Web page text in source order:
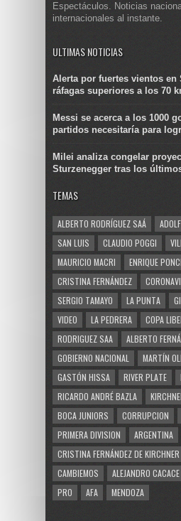
Espectáculos. Noticias
internacionales al instante.
ULTIMAS NOTICIAS
Alerta por fuertes vientos en
ráfagas superiores a los 70
Messi se acerca a los 1000
partidos necesitaría para
Milei analiza congelar
Sturzenegger tras los
TEMAS
ALBERTO RODRÍGUEZ SAÁ
SAN LUIS
CLAUDIO POGGI
MAURICIO MACRI
ENRIQUE
CRISTINA FERNÁNDEZ
SERGIO TAMAYO
LA PUNTA
VIDEO
LA PEDRERA
COPA
RODRIGUEZ SAA
ALBERTO
GOBIERNO NACIONAL
MARTÍN
GASTÓN HISSA
RIVER PLATE
RICARDO ANDRÉ BAZLA
BOCA JUNIORS
CORRUPCION
PRIMERA DIVISION
ARGENTINA
CRISTINA FERNÁNDEZ DE KIRCHNER
CAMBIEMOS
ALEJANDRO CACACE
PRO
AFA MENDOZA